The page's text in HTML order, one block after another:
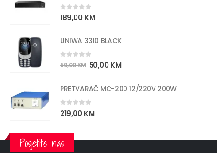
0out of 5
189,00 KM
UNIWA 3310 BLACK
0 out of 5
59,00KM 50,00 KM
PRETVARAČ MC-200 12/220V 200W
0out of 5
219,00 KM
Posjetite nas